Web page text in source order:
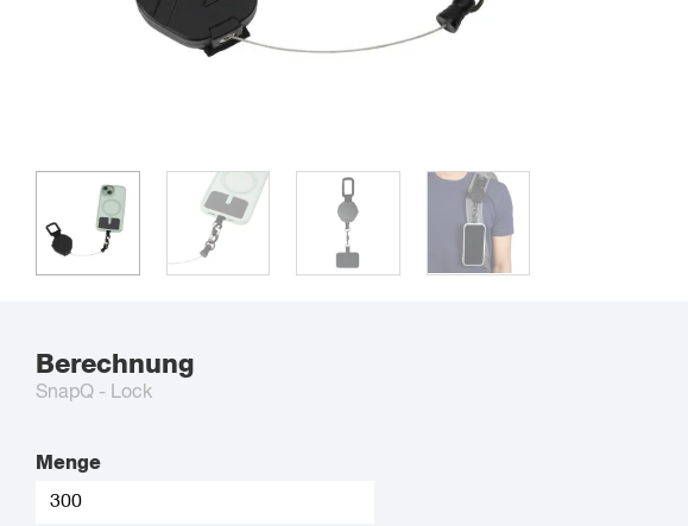
Berechnung
SnapQ - Lock
Menge